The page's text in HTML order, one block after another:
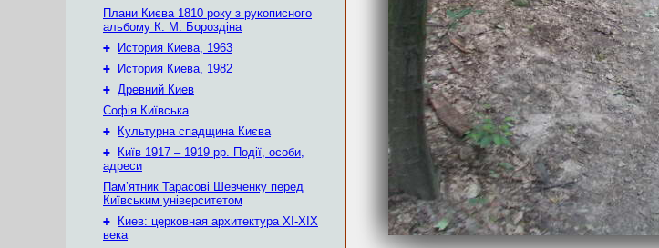
Плани Києва 1810 року з рукописного
альбому К. М. Бороздіна
+
История Киева, 1963
+
История Киева, 1982
+ Древний Киев
Софія Київська
+
Культурна спадщина Києва
+
Київ 1917 – 1919 рр. Події, особи,
адреси
Пам’ятник Тарасові Шевченку перед
Київським університетом
+
Киев: церковная архитектура XI-XIX
века